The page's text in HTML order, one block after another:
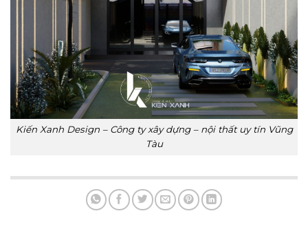
Kiến Xanh Design – Công ty xây dựng – nội thất uy tín Vũng
Tàu